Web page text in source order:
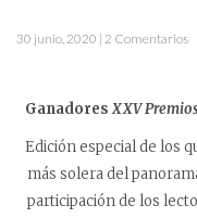
30 junio, 2020 | 2 Comentarios
Ganadores XXV
Edición especial de los
más solera del
participación de los